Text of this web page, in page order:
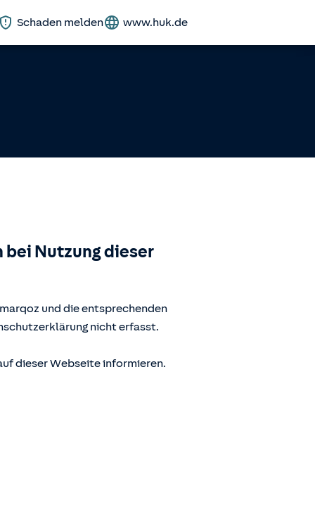
Schaden melden www.huk.de
Nutzung dieser
und die entsprechenden
nicht erfasst.
dieser Webseite informieren.